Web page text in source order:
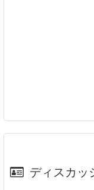
ディスカッ